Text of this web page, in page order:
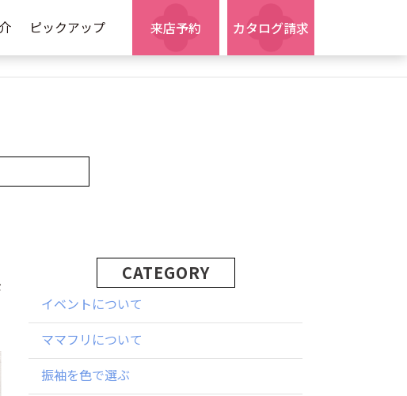
ピックアップ 来店予約 カタログ請求
CATEGORY
イベントについて
ママフリについて
振袖を色で選ぶ